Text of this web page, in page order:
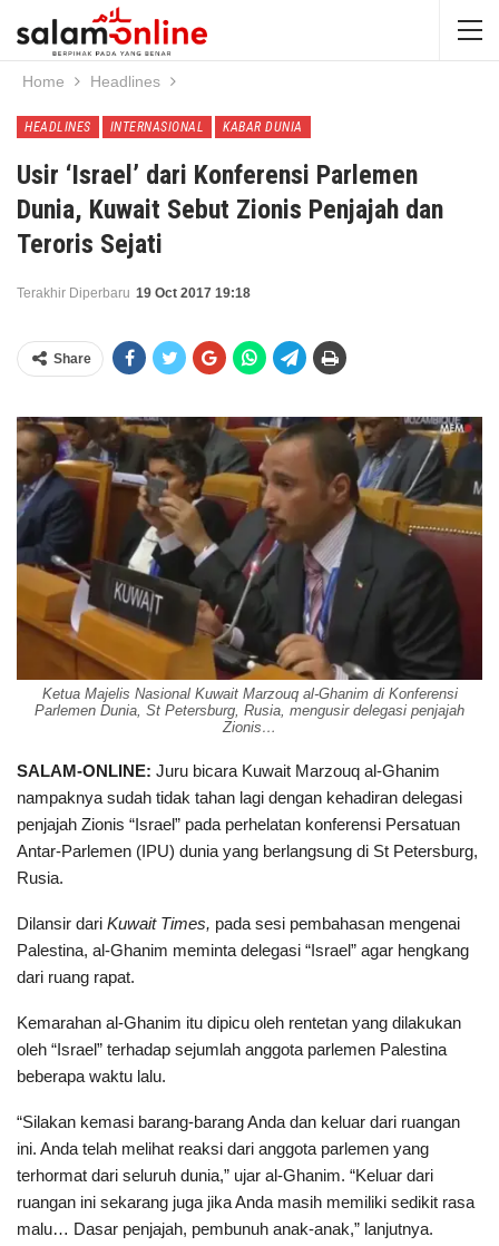
Home Headlines
HEADLINES INTERNASIONAL KABAR DUNIA
Usir ‘Israel’ dari Konferensi Parlemen
Dunia, Kuwait Sebut Zionis Penjajah dan
Teroris Sejati
Terakhir Diperbaru 19 Oct 2017 19:18
Share
Ketua Majelis Nasional Kuwait Marzouq al-Ghanim di Konferensi
Parlemen Dunia, St Petersburg, Rusia, mengusir delegasi penjajah
Zionis…
SALAM-ONLINE: Juru bicara Kuwait Marzouq al-Ghanim
nampaknya sudah tidak tahan lagi dengan kehadiran delegasi
penjajah Zionis “Israel” pada perhelatan konferensi Persatuan
Antar-Parlemen (IPU) dunia yang berlangsung di St Petersburg,
Rusia.
Dilansir dari Kuwait Times, pada sesi pembahasan mengenai
Palestina, al-Ghanim meminta delegasi “Israel” agar hengkang
dari ruang rapat.
Kemarahan al-Ghanim itu dipicu oleh rentetan yang dilakukan
oleh “Israel” terhadap sejumlah anggota parlemen Palestina
beberapa waktu lalu.
“Silakan kemasi barang-barang Anda dan keluar dari ruangan
ini. Anda telah melihat reaksi dari anggota parlemen yang
terhormat dari seluruh dunia,” ujar al-Ghanim. “Keluar dari
ruangan ini sekarang juga jika Anda masih memiliki sedikit rasa
malu… Dasar penjajah, pembunuh anak-anak,” lanjutnya.